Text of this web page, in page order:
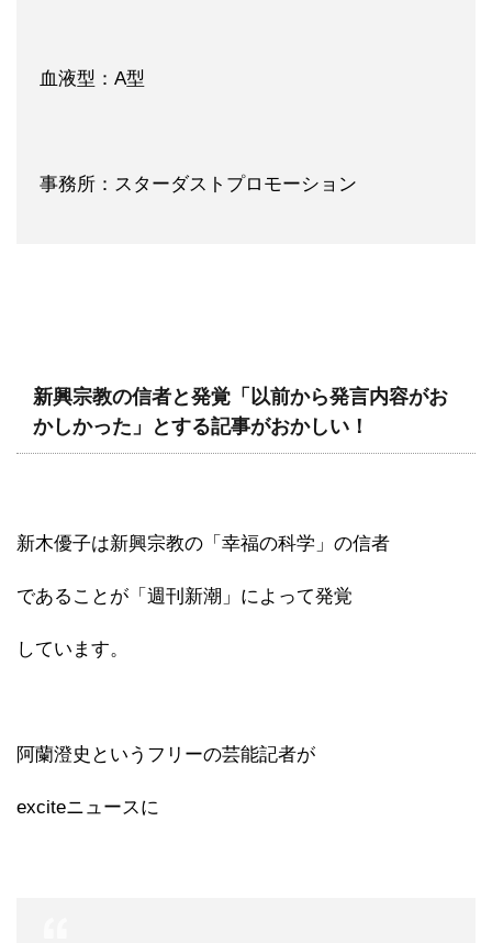
血液型：A型
事務所：スターダストプロモーション
新興宗教の信者と発覚「以前から発言内容がお
かしかった」とする記事がおかしい！
新木優子は新興宗教の「幸福の科学」の信者
であることが「週刊新潮」によって発覚
しています。
阿蘭澄史というフリーの芸能記者が
exciteニュースに